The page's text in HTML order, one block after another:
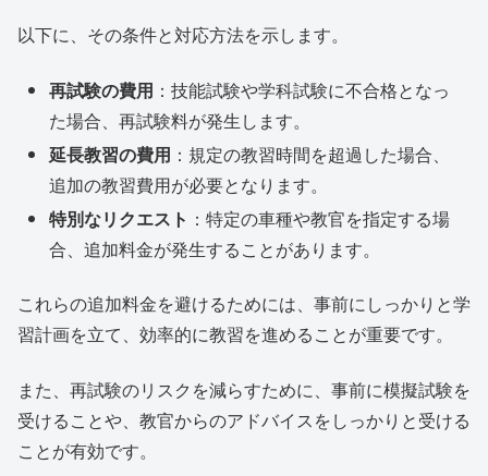
以下に、その条件と対応方法を示します。
再試験の費用 ：技能試験や学科試験に不合格となっ
た場合、再試験料が発生します。
延長教習の費用 ：規定の教習時間を超過した場合、
追加の教習費用が必要となります。
特別なリクエスト ：特定の車種や教官を指定する場
合、追加料金が発生することがあります。
これらの追加料金を避けるためには、事前にしっかりと学
習計画を立て、効率的に教習を進めることが重要です。
また、再試験のリスクを減らすために、事前に模擬試験を
受けることや、教官からのアドバイスをしっかりと受ける
ことが有効です。